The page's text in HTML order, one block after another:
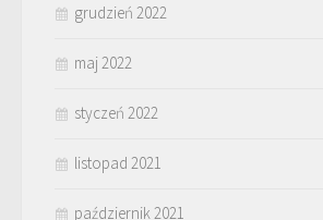
grudzień 2022
maj 2022
styczeń 2022
listopad 2021
październik 2021